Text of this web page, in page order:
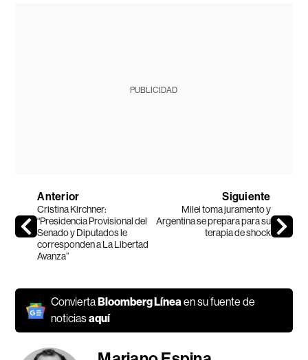
PUBLICIDAD
Anterior
Cristina Kirchner:
“Presidencia Provisional del
Senado y Diputados le
corresponden a La Libertad
Avanza”
Siguiente
Milei toma juramento y
Argentina se prepara para su
terapia de shock
Convierta Bloomberg Líneaen su fuente de
noticiasaquí